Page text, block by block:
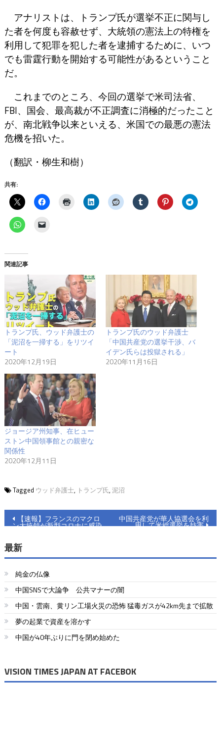
アナリストは、トランプ氏が選挙不正に関与し
た者を何度も容赦せず、大統領の憲法上の特権を
利用して犯罪を犯した者を逮捕するために、いつ
でも雷霆行動を開始する可能性があるということ
だ。
これまでのところ、今回の選挙で米司法省、
FBI、国会、最高裁が不正調査に消極的だったこと
が、南北戦争以来といえる、米国での最悪の憲法
危機を招いた。
（翻訳・柳生和樹）
共有:
関連記事
トランプ氏、ウッド弁護士の
「泥沼を一掃する」をリツイ
ート
2020年12月19日
トランプ氏のウッド弁護士
「中国共産党の選挙干渉、バ
イデン氏らは投獄される」
2020年11月16日
ジョージア州知事、在ヒュー
ストン中国領事館との親密な
関係性
2020年12月11日
Tagged ウッド弁護士, トランプ氏, 泥沼
投
ナ
ビ
ゲ
ー
シ
ョ
【速報】フランスのマクロ
ン大統領が新型コロナに感染
中国共産党が華人協選会を利
用して米総選挙を妨害
最新
純金の仏像
中国SNSで大論争 公共マナーの闇
中国・雲南、黄リン工場火災の恐怖 猛毒ガスが42km先まで拡散
夢の起業で資産を溶かす
中国が40年ぶりに門を閉め始めた
VISION TIMES JAPAN AT FACEBOK